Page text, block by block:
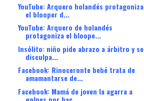
YouTube: Arquero holandés protagoniza
el blooper d...
YouTube: Arquero de holandés
protagoniza el bloope...
Insólito: niño pide abrazo a árbitro y se
disculpa...
Facebook: Rinoceronte bebé trata de
amamantarse de...
Facebook: Mamá de joven la agarra a